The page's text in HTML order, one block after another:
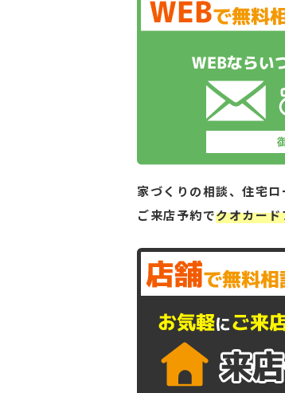
家づくりの相談、住宅
ご来店予約でクオカー